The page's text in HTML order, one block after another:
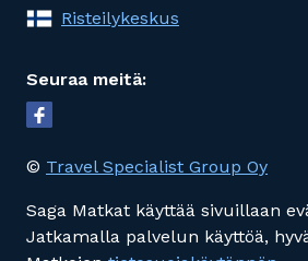
Risteilykeskus
Seuraa meitä:
© Travel Specialist Group Oy
Saga Matkat käyttää sivuillaan
Jatkamalla palvelun käyttöä,